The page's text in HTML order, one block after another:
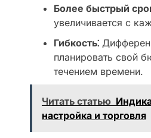
Более быстрый
увеличивается с
Гибкость⁚
планировать свой
течением времени.
Читать статью
настройка и торговля